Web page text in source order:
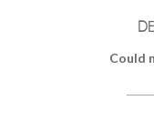
Could